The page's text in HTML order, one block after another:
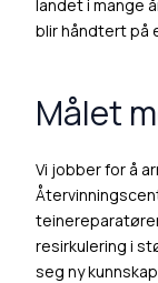
landet i mange
blir håndtert på
Målet
Vi jobber for å
resirkulering i
seg ny